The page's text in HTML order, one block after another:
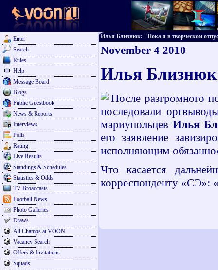
Enter
Search
Rules
Help
Message Board
Blogs
Public Guestbook
News & Reports
Interviews
Polls
Rating
Live Results
Standings & Schedules
Statistics & Odds
TV Broadcasts
Football News
Photo Galleries
Draws
All Champs at VOON
Vacancy Search
Offers & Invitations
Squads
Илья Близнюк: "Пока я в творческом
November 4 2010
Илья
После разгромного
последовали
мариупольцев Илья
его заявление
исполняющим
Что касается
корреспонденту «СЭ»: